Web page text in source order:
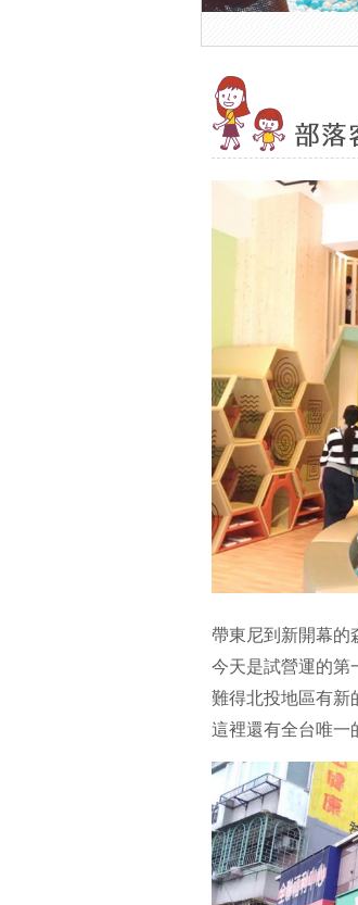
帶東尼到新開幕的
今天是試營運的第
難得北投地區有新
這裡還有全台唯一